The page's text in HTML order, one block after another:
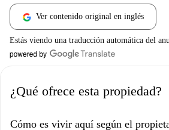
Ver contenido original en inglés
Estás viendo una traducción automática del
¿Qué ofrece esta propiedad?
Cómo es vivir aquí según el